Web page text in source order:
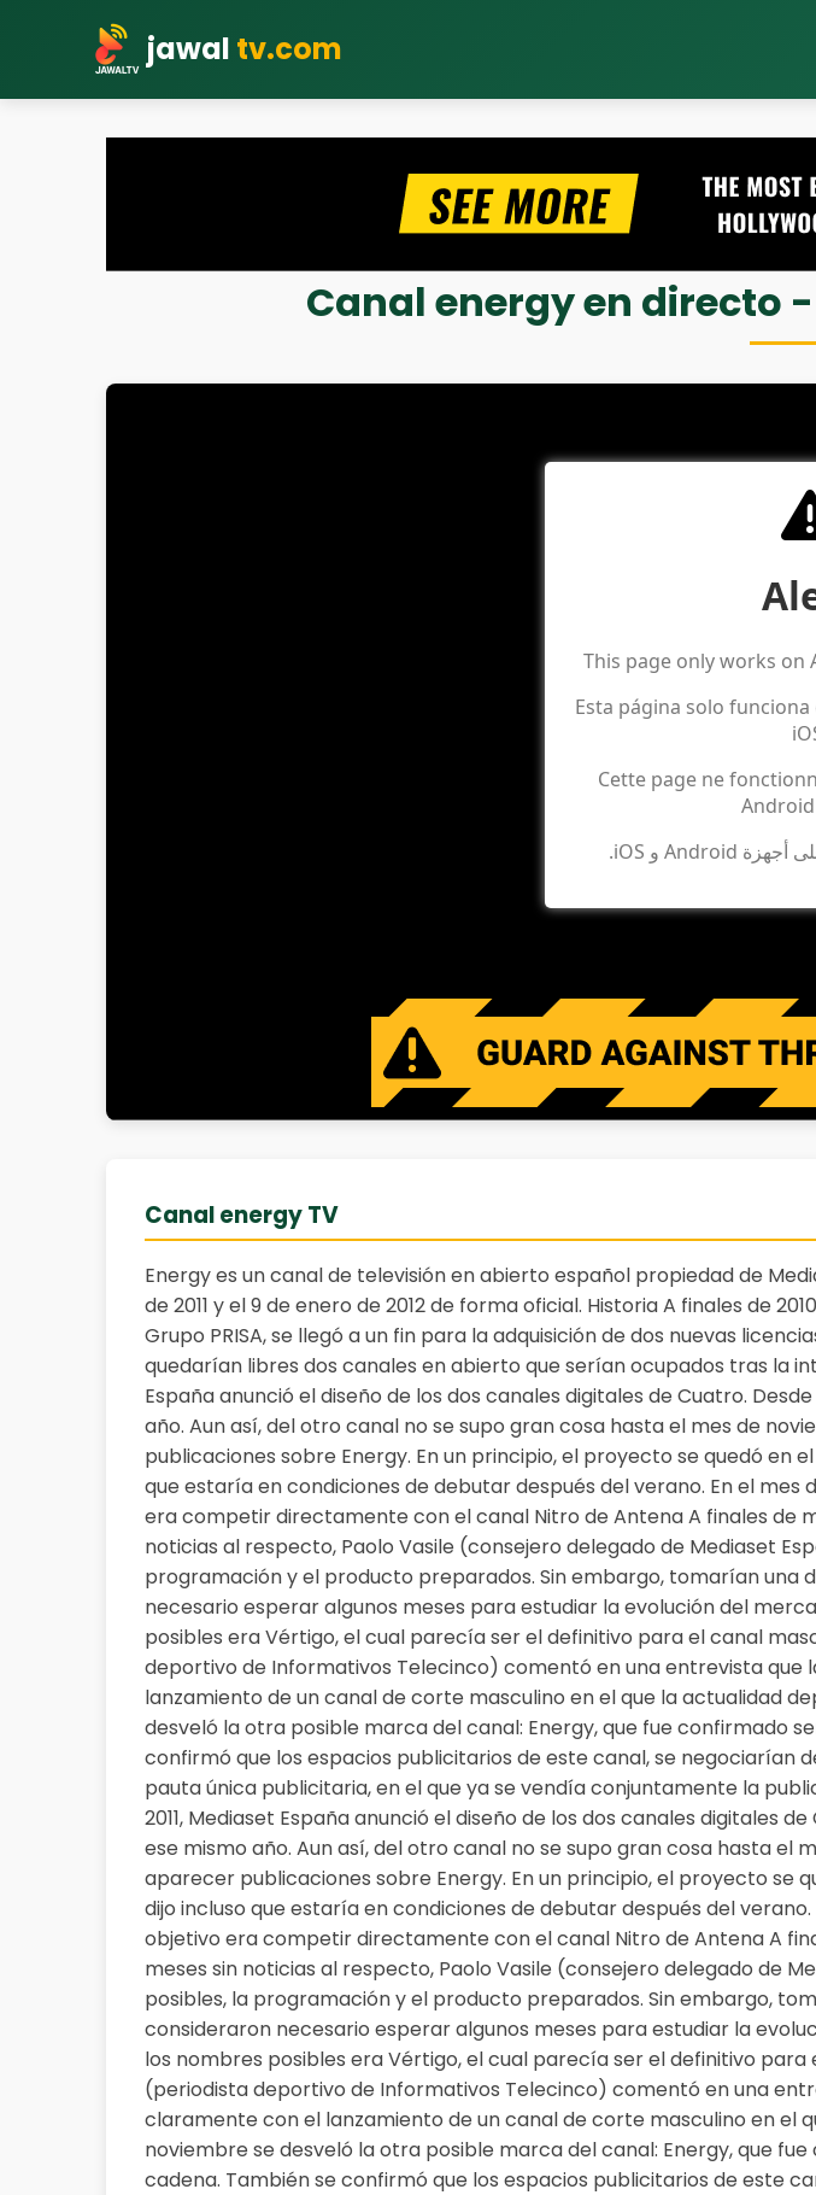
jawal tv.com
Canal energy en directo
Canal energy TV
Energy es un canal de televisión en abierto español propiedad de
de 2011 y el 9 de enero de 2012 de forma oficial. Historia A finales de
Grupo PRISA, se llegó a un fin para la adquisición de dos nuevas
quedarían libres dos canales en abierto que serían ocupados tras la
España anunció el diseño de los dos canales digitales de Cuatro.
año. Aun así, del otro canal no se supo gran cosa hasta el mes de
publicaciones sobre Energy. En un principio, el proyecto se quedó en
que estaría en condiciones de debutar después del verano. En el mes
era competir directamente con el canal Nitro de Antena A finales de
noticias al respecto, Paolo Vasile (consejero delegado de Mediaset
programación y el producto preparados. Sin embargo, tomarían una
necesario esperar algunos meses para estudiar la evolución del
posibles era Vértigo, el cual parecía ser el definitivo para el canal
deportivo de Informativos Telecinco) comentó en una entrevista
lanzamiento de un canal de corte masculino en el que la actualidad
desveló la otra posible marca del canal: Energy, que fue confirmado
confirmó que los espacios publicitarios de este canal, se
pauta única publicitaria, en el que ya se vendía conjuntamente la
2011, Mediaset España anunció el diseño de los dos canales digitales
ese mismo año. Aun así, del otro canal no se supo gran cosa hasta el
aparecer publicaciones sobre Energy. En un principio, el proyecto se
dijo incluso que estaría en condiciones de debutar después del
objetivo era competir directamente con el canal Nitro de Antena A
meses sin noticias al respecto, Paolo Vasile (consejero delegado de
posibles, la programación y el producto preparados. Sin embargo,
consideraron necesario esperar algunos meses para estudiar la
los nombres posibles era Vértigo, el cual parecía ser el definitivo para
(periodista deportivo de Informativos Telecinco) comentó en una
claramente con el lanzamiento de un canal de corte masculino en el
noviembre se desveló la otra posible marca del canal: Energy, que
cadena. También se confirmó que los espacios publicitarios de este